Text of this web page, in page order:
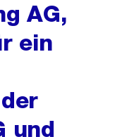
AG,
ein
und